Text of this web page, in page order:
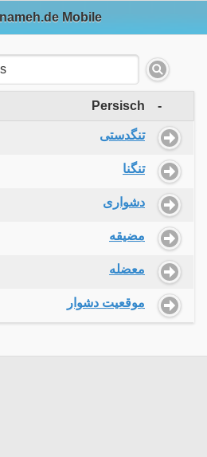
Mobile
Persisch -
تنگدستی
تنگنا
دشواری
مضیقه
معضله
موقعیت دشوار